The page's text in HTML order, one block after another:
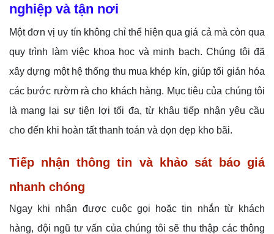
nghiệp và tận nơi
Một đơn vị uy tín không chỉ thể hiện qua giá cả mà còn qua
quy trình làm việc khoa học và minh bạch. Chúng tôi đã
xây dựng một hệ thống thu mua khép kín, giúp tối giản hóa
các bước rườm rà cho khách hàng. Mục tiêu của chúng tôi
là mang lại sự tiện lợi tối đa, từ khâu tiếp nhận yêu cầu
cho đến khi hoàn tất thanh toán và dọn dẹp kho bãi.
Tiếp nhận thông tin và khảo sát báo giá
nhanh chóng
Ngay khi nhận được cuộc gọi hoặc tin nhắn từ khách
hàng, đội ngũ tư vấn của chúng tôi sẽ thu thập các thông